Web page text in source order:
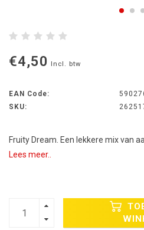
€4,50 Incl. btw
EAN Code:
SKU:
Fruity Dream. Een lekkere mix van
Lees meer..